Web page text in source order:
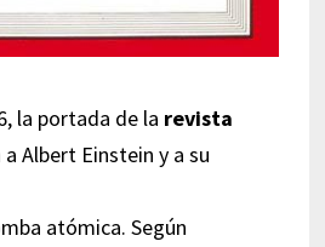
la portada de la revista
Albert Einstein y a su
atómica. Según